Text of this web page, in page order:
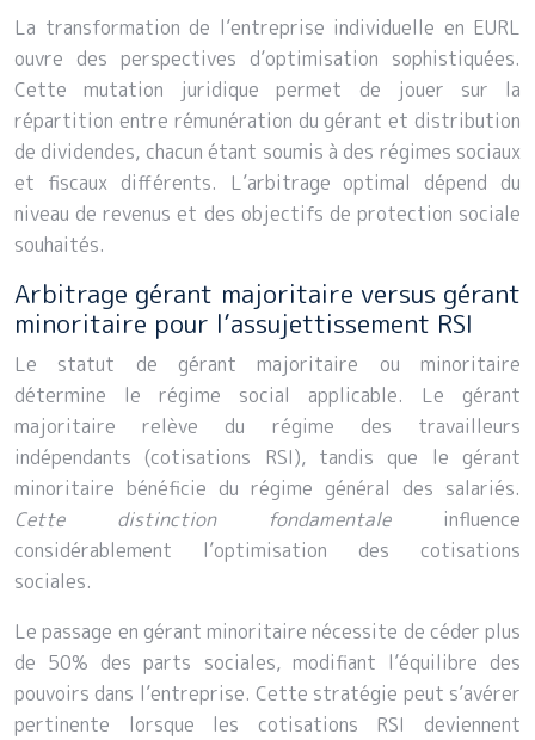
La transformation de l’entreprise individuelle en EURL
ouvre des perspectives d’optimisation sophistiquées.
Cette mutation juridique permet de jouer sur la
répartition entre rémunération du gérant et distribution
de dividendes, chacun étant soumis à des régimes sociaux
et fiscaux différents. L’arbitrage optimal dépend du
niveau de revenus et des objectifs de protection sociale
souhaités.
Arbitrage gérant majoritaire versus gérant
minoritaire pour l’assujettissement RSI
Le statut de gérant majoritaire ou minoritaire
détermine le régime social applicable. Le gérant
majoritaire relève du régime des travailleurs
indépendants (cotisations RSI), tandis que le gérant
minoritaire bénéficie du régime général des salariés.
Cette distinction fondamentale influence
considérablement l’optimisation des cotisations
sociales.
Le passage en gérant minoritaire nécessite de céder plus
de 50% des parts sociales, modifiant l’équilibre des
pouvoirs dans l’entreprise. Cette stratégie peut s’avérer
pertinente lorsque les cotisations RSI deviennent